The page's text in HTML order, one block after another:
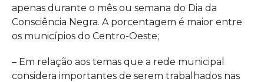
apenas durante o mês ou semana do Dia da
Consciência Negra. A porcentagem é maior entre
os municípios do Centro-Oeste;
– Em relação aos temas que a rede municipal
considera importantes de serem trabalhados nas